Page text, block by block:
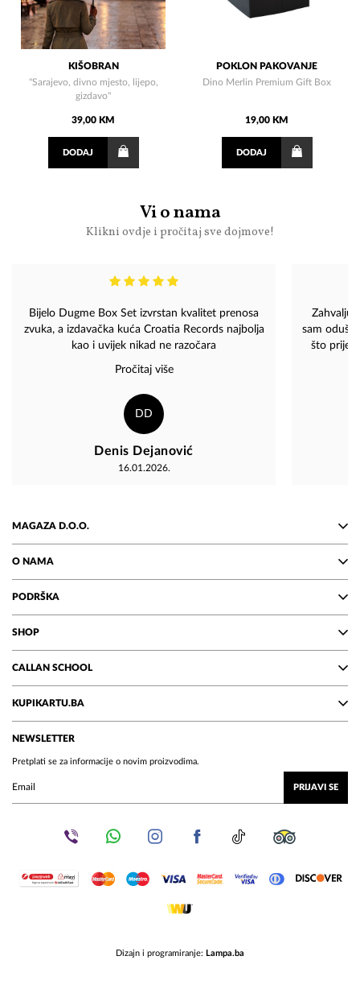
KIŠOBRAN
"Sarajevo, divno mjesto, lijepo,
gizdavo"
39,00 KM
DODAJ
POKLON PAKOVANJE
Dino Merlin Premium Gift Box
19,00 KM
DODAJ
Vi o nama
Klikni ovdje i pročitaj sve dojmove!
Bijelo Dugme Box Set izvrstan kvalitet prenosa
zvuka, a izdavačka kuća Croatia Records najbolja
kao i uvijek nikad ne razočara
Pročitaj više
DD
Denis Dejanović
16.01.2026.
sam
što prije
MAGAZA D.O.O.
O NAMA
PODRŠKA
SHOP
CALLAN SCHOOL
KUPIKARTU.BA
NEWSLETTER
Pretplati se za informacije o novim proizvodima.
PRIJAVI SE
Dizajn i programiranje: Lampa.ba